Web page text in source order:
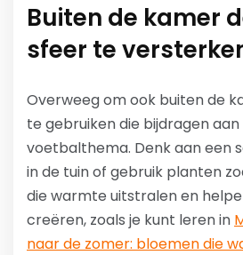
Buiten de kamer
sfeer te
Overweeg om ook buiten de
te gebruiken die bijdragen
voetbalthema. Denk aan een
in de tuin of gebruik planten
die warmte uitstralen en
creëren, zoals je kunt leren in
naar de zomer: bloemen die